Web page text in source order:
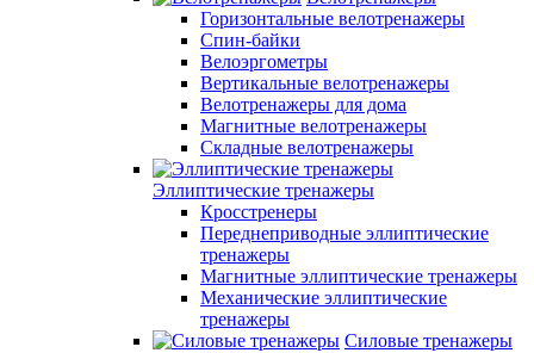
Горизонтальные велотренажеры
Спин-байки
Велоэргометры
Вертикальные велотренажеры
Велотренажеры для дома
Магнитные велотренажеры
Складные велотренажеры
Эллиптические тренажеры
Кросстренеры
Переднеприводные эллиптические
тренажеры
Магнитные эллиптические тренажеры
Механические эллиптические
тренажеры
Силовые тренажеры